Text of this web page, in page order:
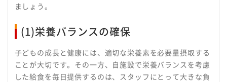
ましょう。
(1)栄養バランスの確保
子どもの成長と健康には、適切な栄養素を必要量摂取する
ことが大切です。その一方、自施設で栄養バランスを考慮
した給食を毎日提供するのは、スタッフにとって大きな負